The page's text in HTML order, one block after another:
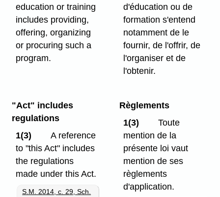
education or training
includes providing,
offering, organizing
or procuring such a
program.
d'éducation ou de
formation s'entend
notamment de le
fournir, de l'offrir, de
l'organiser et de
l'obtenir.
"Act" includes
regulations
1(3)
A reference
to "this Act" includes
the regulations
made under this Act.
S.M. 2014, c. 29, Sch.
Règlements
1(3)
Toute
mention de la
présente loi vaut
mention de ses
règlements
d'application.